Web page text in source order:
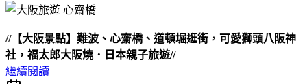
//【大阪景點】難波、心齋橋、道頓堀逛街，可愛獅頭八阪神
社，福太郎大阪燒．日本親子旅遊//
繼續閱讀